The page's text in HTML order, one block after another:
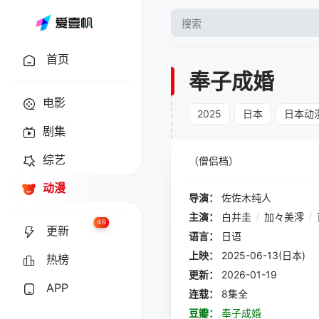
首页
电影
剧集
综艺
动漫
更新
46
热榜
APP
奉子成婚
2025 日本 日本动
（僧侣档）
导演：
佐佐木纯人
主演：
白井圭 / 加々美澪 /
语言：
日语
上映：
2025-06-13(日本)
更新：
2026-01-19
连载：
8集全
豆瓣：
奉子成婚